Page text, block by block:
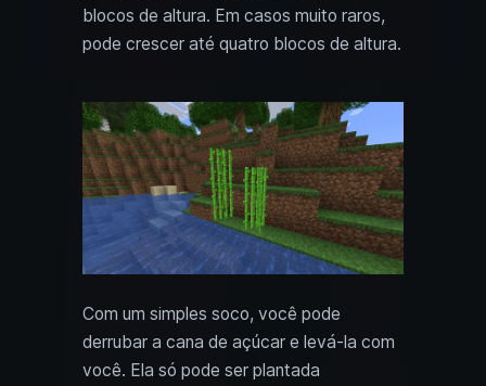
blocos de altura. Em casos muito raros,
pode crescer até quatro blocos de altura.
Com um simples soco, você pode
derrubar a cana de açúcar e levá-la com
você. Ela só pode ser plantada